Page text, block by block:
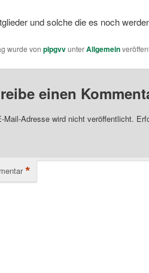
und solche die es noch
wurde vonplpgvvunterAllgemein
einen
Mail-Adresse wird nicht veröffentlicht.
*